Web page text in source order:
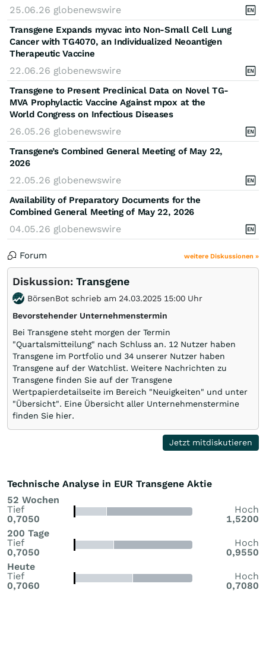
25.06.26 globenewswire
Transgene Expands myvac into Non-Small Cell Lung
Cancer with TG4070, an Individualized Neoantigen
Therapeutic Vaccine
22.06.26 globenewswire
Transgene to Present Preclinical Data on Novel TG-
MVA Prophylactic Vaccine Against mpox at the
World Congress on Infectious Diseases
26.05.26 globenewswire
Transgene’s Combined General Meeting of May 22,
2026
22.05.26 globenewswire
Availability of Preparatory Documents for the
Combined General Meeting of May 22, 2026
04.05.26 globenewswire
Forum weitere Diskussionen »
Diskussion: Transgene
BörsenBot schrieb am 24.03.2025 15:00 Uhr
Bevorstehender Unternehmenstermin
Bei Transgene steht morgen der Termin
"Quartalsmitteilung" nach Schluss an. 12 Nutzer haben
Transgene im Portfolio und 34 unserer Nutzer haben
Transgene auf der Watchlist. Weitere Nachrichten zu
Transgene finden Sie auf der Transgene
Wertpapierdetailseite im Bereich "Neuigkeiten" und unter
"Übersicht". Eine Übersicht aller Unternehmenstermine
finden Sie hier.
Jetzt mitdiskutieren
Technische Analyse in EUR Transgene Aktie
52 Wochen
Tief
0,7050
Hoch
1,5200
200 Tage
Tief
0,7050
Hoch
0,9550
Heute
Tief
0,7060
Hoch
0,7080